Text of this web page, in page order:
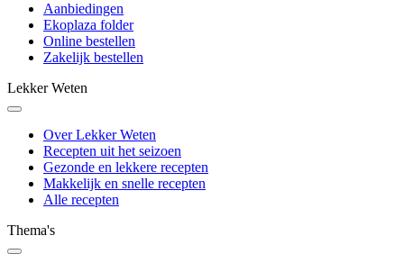
Aanbiedingen
Ekoplaza folder
Online bestellen
Zakelijk bestellen
Lekker Weten
Over Lekker Weten
Recepten uit het seizoen
Gezonde en lekkere recepten
Makkelijk en snelle recepten
Alle recepten
Thema's